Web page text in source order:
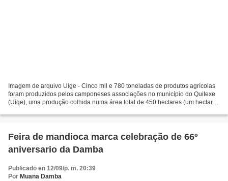
Imagem de arquivo Uíge - Cinco mil e 780 toneladas de produtos agrícolas
foram produzidos pelos camponeses associações no município do Quitexe
(Uíge), uma produção colhida numa área total de 450 hectares (um hectare
Feira de mandioca marca celebração de 66º
aniversario da Damba
Publicado en 12/09/p. m. 20:39
Por Muana Damba